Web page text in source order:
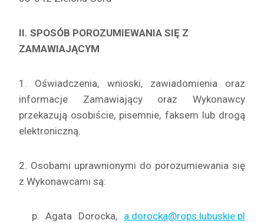
II. SPOSÓB POROZUMIEWANIA SIĘ Z
ZAMAWIAJĄCYM
1. Oświadczenia, wnioski, zawiadomienia oraz
informacje Zamawiający oraz Wykonawcy
przekazują osobiście, pisemnie, faksem lub drogą
elektroniczną.
2. Osobami uprawnionymi do porozumiewania się
z Wykonawcami są:
p. Agata Dorocka, a.dorocka@rops.lubuskie.pl